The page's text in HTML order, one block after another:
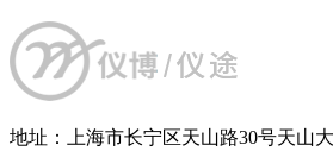
地址：上海市长宁区天山路30号天山